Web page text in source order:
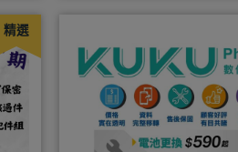
精選